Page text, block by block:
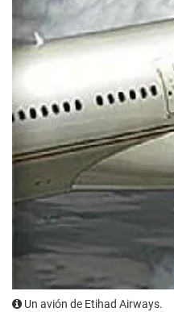
Un avión de Etihad Airways.